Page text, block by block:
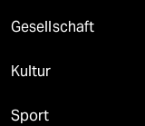
Gesellschaft
Kultur
Sport